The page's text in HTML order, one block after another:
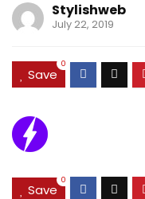
Stylishweb
July 22, 2019
Save
0
Save
0